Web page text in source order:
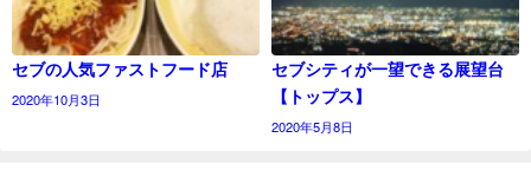
セブの人気ファストフード店
2020年10月3日
セブシティが一望できる展望台
【トップス】
2020年5月8日